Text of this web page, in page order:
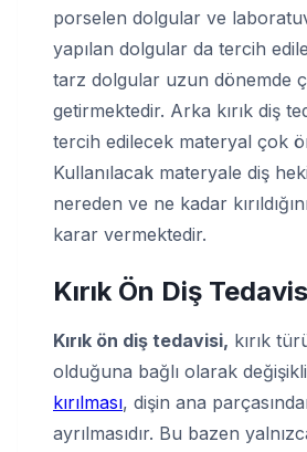
porselen dolgular ve
yapılan dolgular da tercih
tarz dolgular uzun dönemde
getirmektedir. Arka kırık diş
tercih edilecek materyal çok
Kullanılacak materyale diş
nereden ve ne kadar
karar vermektedir.
Kırık Ön Diş
Kırık ön diş tedavisi, kırık
olduğuna bağlı olarak
kırılması, dişin ana
ayrılmasıdır. Bu bazen